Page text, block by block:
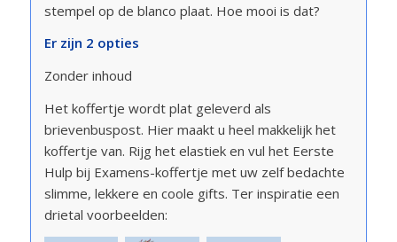
stempel op de blanco plaat. Hoe mooi is dat?
Er zijn 2 opties
Zonder inhoud
Het koffertje wordt plat geleverd als
brievenbuspost. Hier maakt u heel makkelijk het
koffertje van. Rijg het elastiek en vul het Eerste
Hulp bij Examens-koffertje met uw zelf bedachte
slimme, lekkere en coole gifts. Ter inspiratie een
drietal voorbeelden: